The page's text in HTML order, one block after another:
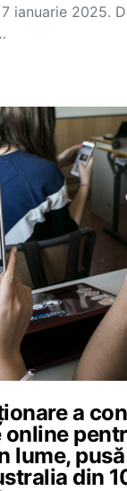
ianuarie 2025.
a
online
lume,
din